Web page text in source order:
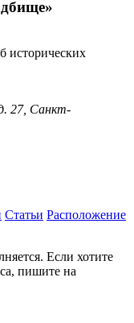
исторических
27, Санкт-
Статьи Расположение
Если хотите
пишите на